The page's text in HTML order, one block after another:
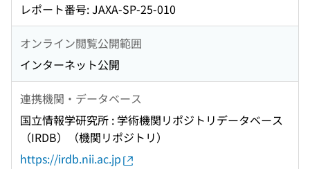
レポート番号: JAXA-SP-25-010
オンライン閲覧公開範囲
インターネット公開
連携機関・データベース
国立情報学研究所 : 学術機関リポジトリデータベース
（IRDB）（機関リポジトリ）
https://irdb.nii.ac.jp